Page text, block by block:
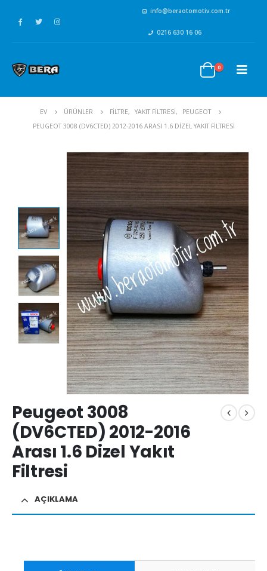
info@beraotomotiv.com.tr
0216 630 16 06
0
EV ÜRÜNLER FİLTRE, YAKIT FİLTRESİ,
PEUGEOT
PEUGEOT 3008 (DV6CTED) 2012-2016 ARASI 1.6 DIZEL YAKIT FILTRESI
Peugeot 3008
(DV6CTED) 2012-2016
Arası 1.6 Dizel Yakıt
Filtresi
AÇIKLAMA